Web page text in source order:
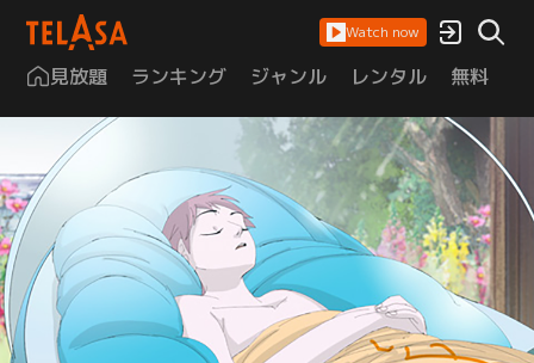
Watch now
見放題 ランキング ジャンル レンタル 無料